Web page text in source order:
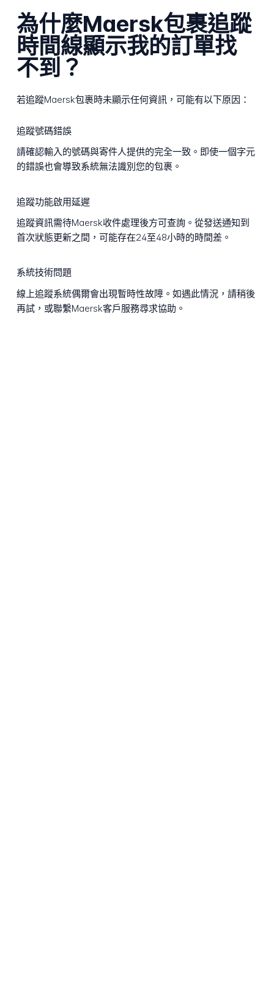
為什麼Maersk包裹追蹤
時間線顯示我的訂單找
不到？
若追蹤Maersk包裹時未顯示任何資訊，可能有以下原因：
追蹤號碼錯誤
請確認輸入的號碼與寄件人提供的完全一致。即使一個字元
的錯誤也會導致系統無法識別您的包裹。
追蹤功能啟用延遲
追蹤資訊需待Maersk收件處理後方可查詢。從發送通知到
首次狀態更新之間，可能存在24至48小時的時間差。
系統技術問題
線上追蹤系統偶爾會出現暫時性故障。如遇此情況，請稍後
再試，或聯繫Maersk客戶服務尋求協助。